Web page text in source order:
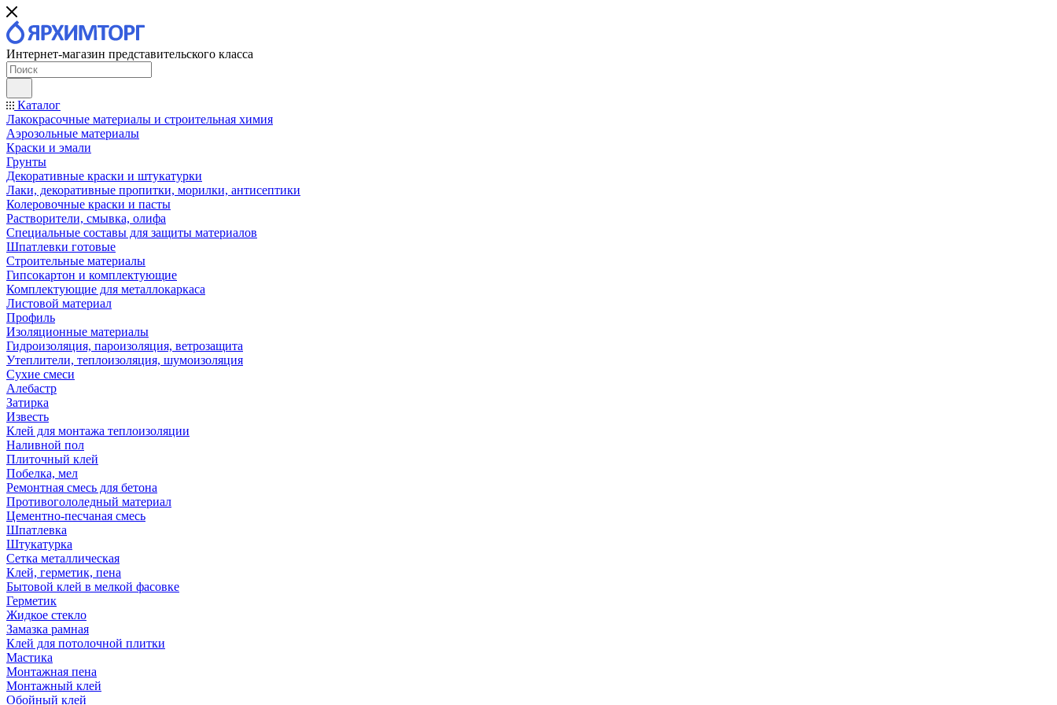
Интернет-магазин представительского класса
Каталог
Лакокрасочные материалы и строительная химия
Аэрозольные материалы
Краски и эмали
Грунты
Декоративные краски и штукатурки
Лаки, декоративные пропитки, морилки, антисептики
Колеровочные краски и пасты
Растворители, смывка, олифа
Специальные составы для защиты материалов
Шпатлевки готовые
Строительные материалы
Гипсокартон и комплектующие
Комплектующие для металлокаркаса
Листовой материал
Профиль
Изоляционные материалы
Гидроизоляция, пароизоляция, ветрозащита
Утеплители, теплоизоляция, шумоизоляция
Сухие смеси
Алебастр
Затирка
Известь
Клей для монтажа теплоизоляции
Наливной пол
Плиточный клей
Побелка, мел
Ремонтная смесь для бетона
Противогололедный материал
Цементно-песчаная смесь
Шпатлевка
Штукатурка
Сетка металлическая
Клей, герметик, пена
Бытовой клей в мелкой фасовке
Герметик
Жидкое стекло
Замазка рамная
Клей для потолочной плитки
Мастика
Монтажная пена
Монтажный клей
Обойный клей